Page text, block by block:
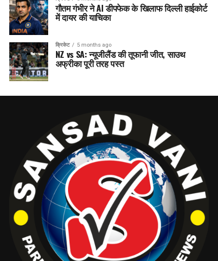
गौतम गंभीर ने AI डीपफेक के खिलाफ दिल्ली हाईकोर्ट
में दायर की याचिका
क्रिकेट 5 months ago
NZ vs SA: न्यूजीलैंड की तूफानी जीत, साउथ
अफ्रीका पूरी तरह पस्त